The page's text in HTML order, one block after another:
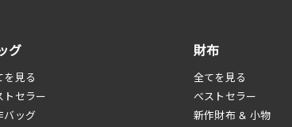
財布
全てを見る
べストセラー
新作財布 & 小物
グ
を見る
トセラー
バッグ